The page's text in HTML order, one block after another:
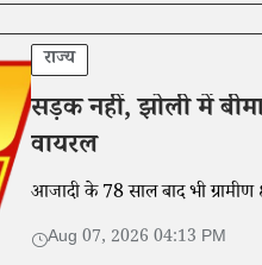
राज्य
सड़क नहीं, झोली में
वायरल
आजादी के 78 साल बाद भी ग्रामीण
Aug 07, 2026 04:13 PM